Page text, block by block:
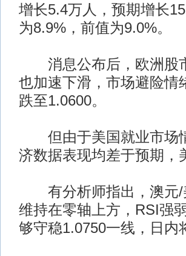
增长5.4万人，预期增长
为8.9%，前值为9.0%。
消息公布后，欧洲股
也加速下滑，市场避险情
跌至1.0600。
但由于美国就业市场
济数据表现均差于预期，
有分析师指出，澳元/
维持在零轴上方，RSI强
够守稳1.0750一线，日内